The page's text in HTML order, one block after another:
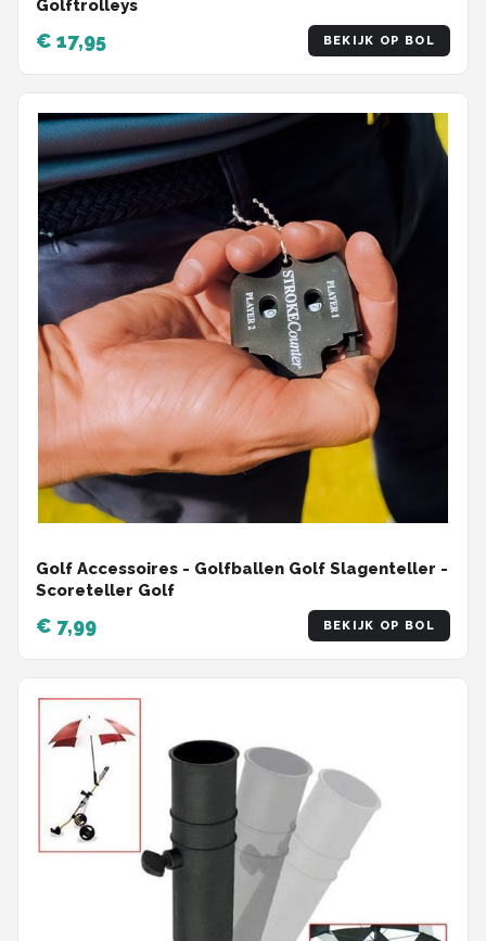
Golftrolleys
€ 17,95 BEKIJK OP BOL
Golf Accessoires - Golfballen Golf Slagenteller -
Scoreteller Golf
€ 7,99 BEKIJK OP BOL